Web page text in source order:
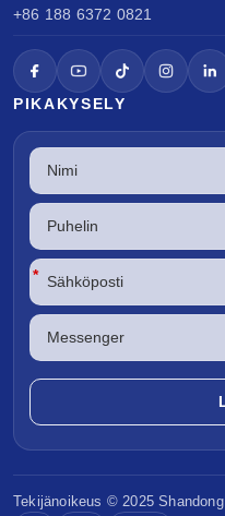
+86 188 6372 0821
PIKAKYSELY
*
Tekijänoikeus © 2025 Shandong